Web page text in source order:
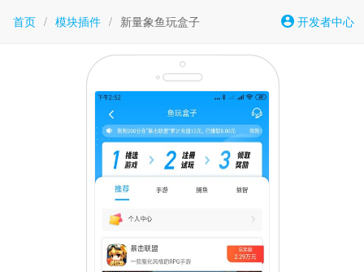
首页 / 模块插件 / 新量象鱼玩盒子 开发者中心